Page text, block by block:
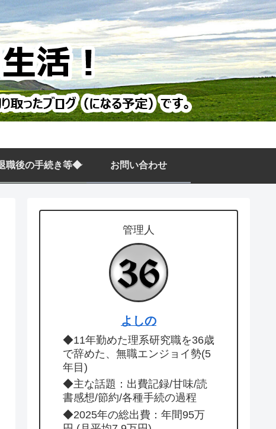
職後の手続き等◆ お問い合わせ
管理人
よしの
◆11年勤めた理系研究職を36歳
で辞めた、無職エンジョイ勢(5
年目)
◆主な話題：出費記録/甘味/読
書感想/節約/各種手続の過程
◆2025年の総出費：年間95万